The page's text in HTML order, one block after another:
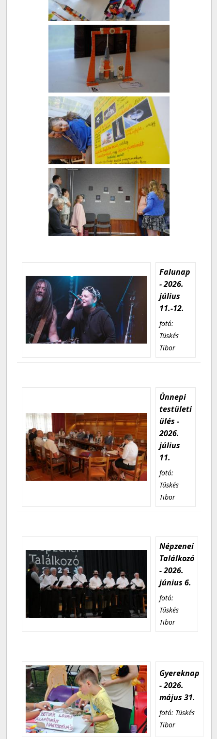
Falunap
- 2026.
július
11.-12.
fotó:
Tüskés
Tibor
Ünnepi
testületi
ülés -
2026.
július
11.
fotó:
Tüskés
Tibor
Népzenei
Találkozó
- 2026.
június 6.
fotó:
Tüskés
Tibor
Gyereknap
- 2026.
május 31.
fotó: Tüskés
Tibor